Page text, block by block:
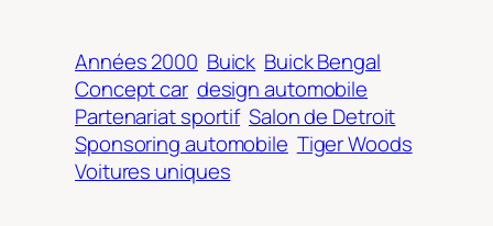
Années 2000 Buick Buick Bengal
Concept car design automobile
Partenariat sportif Salon de Detroit
Sponsoring automobile Tiger Woods
Voitures uniques